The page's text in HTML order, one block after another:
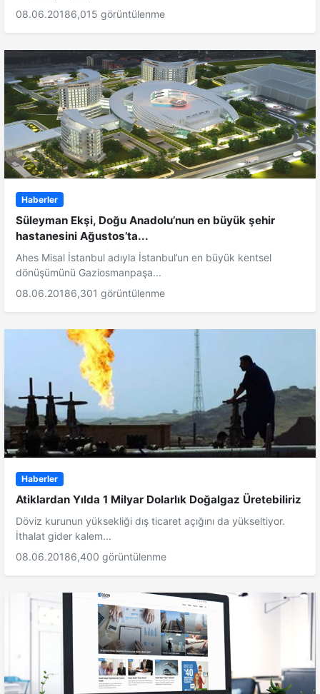
08.06.20186,015 görüntülenme
Haberler
Süleyman Ekşi, Doğu Anadolu’nun en büyük şehir
hastanesini Ağustos’ta...
Ahes Misal İstanbul adıyla İstanbul’un en büyük kentsel
dönüşümünü Gaziosmanpaşa...
08.06.20186,301 görüntülenme
Haberler
Atiklardan Yılda 1 Milyar Dolarlık Doğalgaz Üretebiliriz
Döviz kurunun yüksekliği dış ticaret açığını da yükseltiyor.
İthalat gider kalem...
08.06.20186,400 görüntülenme